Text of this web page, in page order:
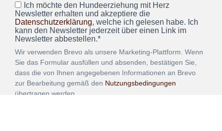
Ich möchte den Hundeerziehung mit Herz
Newsletter erhalten und akzeptiere die
Datenschutzerklärung, welche ich gelesen habe. Ich
kann den Newsletter jederzeit über einen Link im
Newsletter abbestellen.*
Wir verwenden Brevo als unsere Marketing-Plattform. Wenn
Sie das Formular ausfüllen und absenden, bestätigen Sie,
dass die von Ihnen angegebenen Informationen an Brevo
zur Bearbeitung gemäß den Nutzungsbedingungen
übertragen werden.